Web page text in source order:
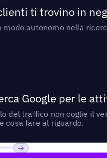
ti trovino in
autonomo nella
Google per le
del traffico non coglie il
cosa fare al riguardo.